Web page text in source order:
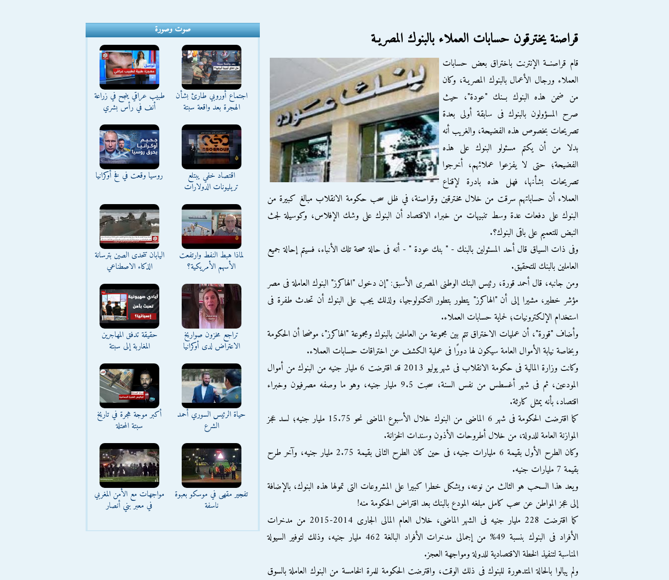
قراصنة يخترقون حسابات العملاء بالبنوك المصريـة
قام قراصنــة الإنترنت باختراق بعض حسابات
العملاء ورجال الأعمال بالبنوك المصريـة، وكان
من ضمن هذه البنوك بــنك "عودة"، حيث
صرح المسؤولون بالبنوك فى سابقة أولى بعدة
تصريحات بخصوص هذه الفضيحة، والغريب أنه
بدلا من أن يكتم مسئولو البنوك على هذه
الفضيحة؛ حتى لا يفزعوا عملائهم، أخرجوا
تصريحات بشأنها، فهل هذه بادرة لإقناع
العملاء أن حساباتهم سرقت من خلال مخترقين وقراصنة، في ظل سحب حكومة الانقلاب مبالغ كبيرة من
البنوك على دفعات عدة وسط تنبيهات من خبراء الاقتصاد أن البنوك على وشك الإفلاس، وكوسيلة لجث
النبض للتعميم على باقى البنوك؟.
وفى ذات السياق قال أحد المسئولين بالبنك - " بنك عودة " - أنه فى حالة صحة تلك الأنباء، فسيتم إحالة جميع
العاملين بالبنك للتحقيق.
ومن جانبه، قال أحمد قورة، رئيس البنك الوطنى المصرى الأسبق: "إن دخول "الهاكرز" البنوك العاملة فى مصر
مؤشر خطير، مشيرا إلى أن "الهاكرز" يتطور بتطور التكنولوجيا، ولذلك يجب على البنوك أن تحدث طفرة فى
استخدام الإلكترونيات؛ لحماية حسابات العملاء.
وأضاف "قورة"، أن عمليات الاختراق تتم بين مجموعة من العاملين بالبنوك ومجموعة "الهاكرز"، موضحا أن الحكومة
وبخاصة نيابة الأموال العامة سيكون لها دورًا فى عملية الكشف عن اختراقات حسابات العملاء.
وكانت وزارة المالية فى حكومة الانقلاب فى شهر يوليو 2013 قد اقترضت 6 مليار جنيه من البنوك من أموال
المودعين، ثم فى شهر أغسطس من نفس السنة، سحبت 9.5 مليار جنيه، وهو ما وصفه مصرفيون وخبراء
اقتصاد، بأنه يمثل كارثة.
كما اقترضت الحكومة فى شهر 6 الماضى من البنوك خلال الأسبوع الماضى نحو 15.75 مليار جنيه؛ لسد عجز
الموازنة العامة للدولة، من خلال أطروحات الأذون وسندات الخزانة.
وكان الطرح الأول بقيمة 6 مليارات جنيه، فى حين كان الطرح الثانى بقيمة 2.75 مليار جنيه، وآخر طرح
بقيمة 7 مليارات جنيه.
ويعد هذا السحب هو الثالث من نوعه، ويشكل خطرا كبيرا على المشروعات التى تمولها هذه البنوك، بالإضافة
إلى عجز المواطن عن سحب كامل مبلغه المودع بالبنك بعد اقتراض الحكومة منه!
كما اقترضت 228 مليار جنيه فى الشهر الماضى، خلال العام المالى الجارى 2014-2015 من مدخرات
الأفراد فى البنوك بنسبة 49% من إجمالى مدخرات الأفراد البالغة 462 مليار جنيه، وذلك لتوفير السيولة
المناسبة لتنفيذ الخطة الاقتصادية للدولة ومواجهة العجز.
ولم يبالوا بالحالة المتدهورة للبنوك فى ذلك الوقت، واقترضت الحكومة للمرة الخامسة من البنوك العاملة بالسوق
صوت وصورة
اجتماع أوروبي طارئ بشأن
الهجرة بعد واقعة سبتة
طبيب عراقي ينجح في زراعة
أنف في رأس بشري
اقتصاد خفي يبتلع
تريليونات الدولارات
روسيا وقعت في فخ أوكرانيا
لماذا هبط النفط وارتفعت
الأسهم الأمريكية؟
اليابان تتحدى الصين بترسانة
الذكاء الاصطناعي
تراجع مخزون صواريخ
الاعتراض لدى أوكرانيا
حقيقة تدفق المهاجرين
المغاربة إلى سبتة
حياة الرئيس السوري أحمد
الشرع
أكبر موجة هجرة في تاريخ
سبتة المحتلة
تفجير مقهى في موسكو بعبوة
ناسفة
مواجهات مع الأمن المغربي
في معبر بني أنصار